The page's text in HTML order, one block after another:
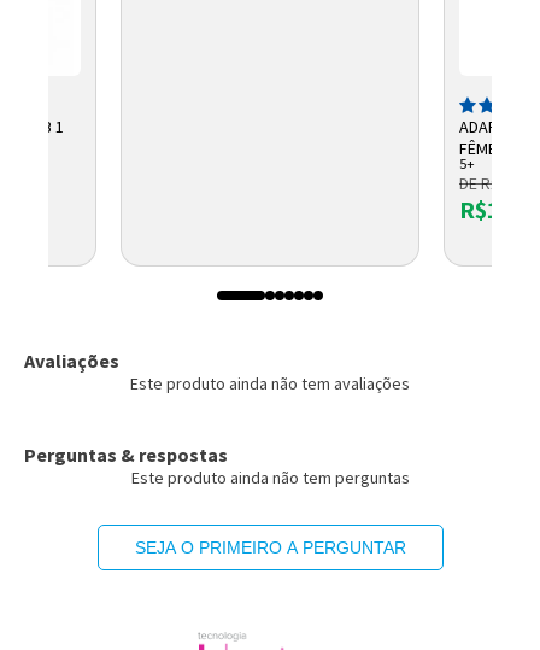
115DB 1
FÊMEA
5+
DE R$ 19,90
Avaliações
Este produto ainda não tem avaliações
Perguntas & respostas
Este produto ainda não tem perguntas
SEJA O PRIMEIRO A PERGUNTAR